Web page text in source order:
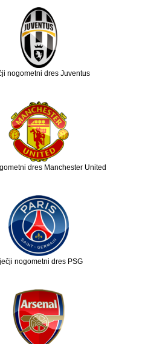
nogometni dres Juventus
dres Manchester United
nogometni dres PSG